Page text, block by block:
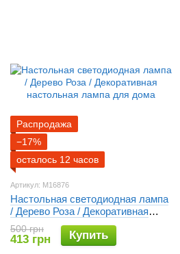
Распродажа
−17%
осталось 12 часов
Артикул: M16876
Настольная светодиодная лампа
/ Дерево Роза / Декоративная
настольная лампа для дома
500 грн
413 грн Купить